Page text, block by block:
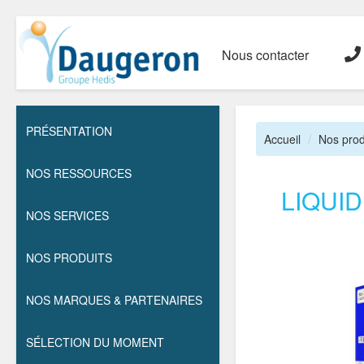
Nous contacter
PRÉSENTATION
NOS RESSOURCES
NOS SERVICES
NOS PRODUITS
NOS MARQUES & PARTENAIRES
SÉLECTION DU MOMENT
Accueil Nos